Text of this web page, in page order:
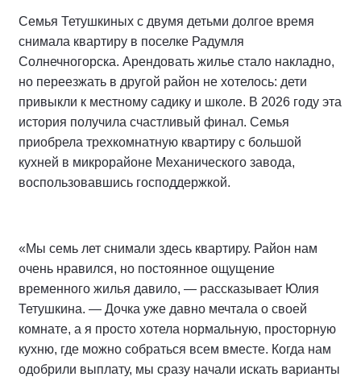
Семья Тетушкиных с двумя детьми долгое время
снимала квартиру в поселке Радумля
Солнечногорска. Арендовать жилье стало накладно,
но переезжать в другой район не хотелось: дети
привыкли к местному садику и школе. В 2026 году эта
история получила счастливый финал. Семья
приобрела трехкомнатную квартиру с большой
кухней в микрорайоне Механического завода,
воспользовавшись господдержкой.
«Мы семь лет снимали здесь квартиру. Район нам
очень нравился, но постоянное ощущение
временного жилья давило, — рассказывает Юлия
Тетушкина. — Дочка уже давно мечтала о своей
комнате, а я просто хотела нормальную, просторную
кухню, где можно собраться всем вместе. Когда нам
одобрили выплату, мы сразу начали искать варианты